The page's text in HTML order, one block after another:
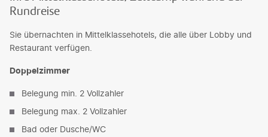
Rundreise
Sie übernachten in Mittelklassehotels, die alle über Lobby und
Restaurant verfügen.
Doppelzimmer
Belegung min. 2 Vollzahler
Belegung max. 2 Vollzahler
Bad oder Dusche/WC